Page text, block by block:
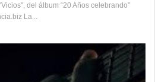
del álbum “20 Años celebrando”
La...